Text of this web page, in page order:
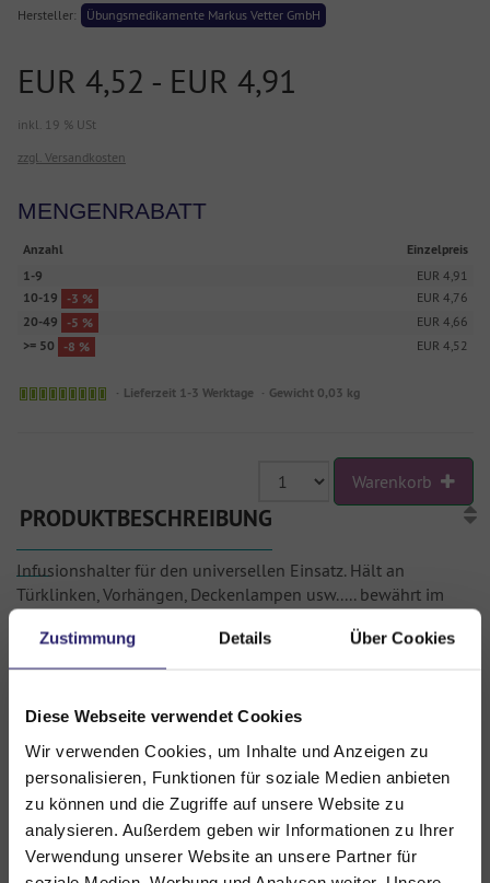
Zustimmung Details Über Cookies
Diese Webseite verwendet Cookies
Wir verwenden Cookies, um Inhalte und Anzeigen zu
personalisieren, Funktionen für soziale Medien anbieten
zu können und die Zugriffe auf unsere Website zu
analysieren. Außerdem geben wir Informationen zu Ihrer
Verwendung unserer Website an unsere Partner für
Hersteller: Übungsmedikamente Markus Vetter GmbH
EUR 4,52 - EUR 4,91
inkl. 19 % USt
zzgl. Versandkosten
MENGENRABATT
Anzahl
Einzelpreis
1-9
EUR 4,91
10-19 -3 % EUR 4,76
20-49 -5 % EUR 4,66
>= 50 -8 % EUR 4,52
Lieferzeit 1-3 Werktage Gewicht 0,03 kg
Warenkorb
PRODUKTBESCHREIBUNG
Infusionshalter für den universellen Einsatz. Hält an
Türklinken, Vorhängen, Deckenlampen usw..... bewährt im
mit Halteband, Karabiner und Metallklemme.
KATEGORIEN
Neue Produkte
Brechampullen